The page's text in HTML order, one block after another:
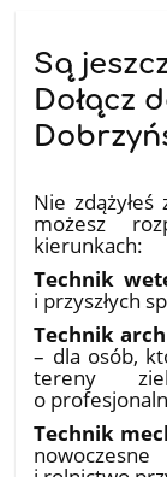
Są
Dołącz
Nie
możesz
kierunkach:
Technik
i przyszłych
Technik
– dla osób,
tereny
o
Technik